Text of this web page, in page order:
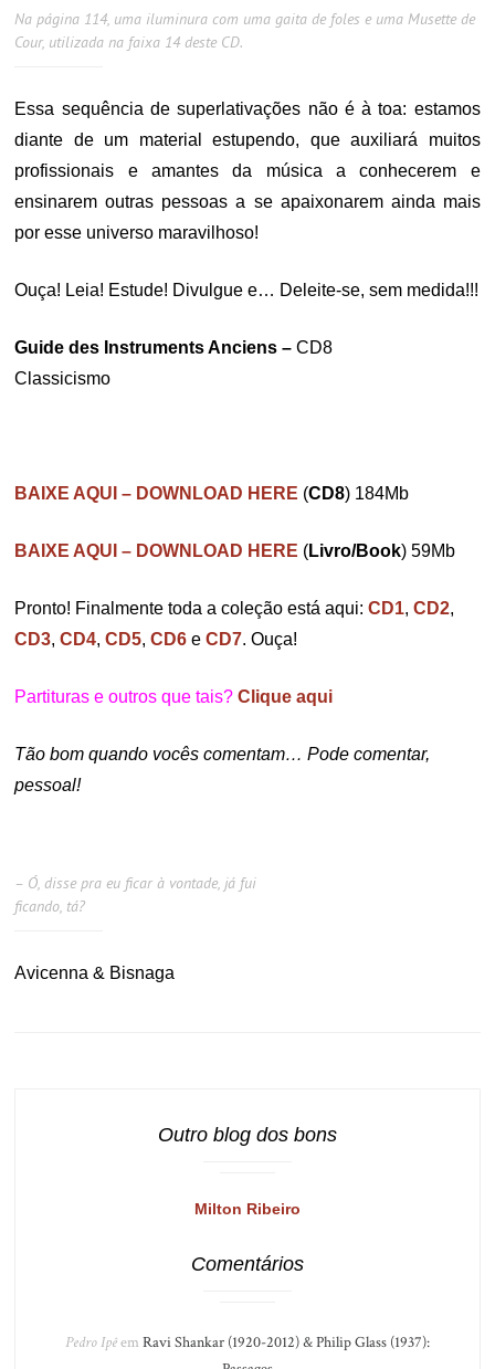
Na página 114, uma iluminura com uma gaita de foles e uma Musette de
Cour, utilizada na faixa 14 deste CD.
Essa sequência de superlativações não é à toa: estamos
diante de um material estupendo, que auxiliará muitos
profissionais e amantes da música a conhecerem e
ensinarem outras pessoas a se apaixonarem ainda mais
por esse universo maravilhoso!
Ouça! Leia! Estude! Divulgue e… Deleite-se, sem medida!!!
Guide des Instruments Anciens –CD8
Classicismo
BAIXE AQUI – DOWNLOAD HERE (CD8) 184Mb
BAIXE AQUI – DOWNLOAD HERE (Livro/Book) 59Mb
Pronto! Finalmente toda a coleção está aqui:CD1,CD2,
CD3,CD4,CD5,CD6 eCD7. Ouça!
Partituras e outros que tais? Clique aqui
Tão bom quando vocês comentam… Pode comentar,
pessoal!
– Ó, disse pra eu ficar à vontade, já fui
ficando, tá?
Avicenna & Bisnaga
Outro blog dos bons
Milton Ribeiro
Comentários
Pedro Ipêem Ravi Shankar (1920-2012) & Philip Glass (1937):